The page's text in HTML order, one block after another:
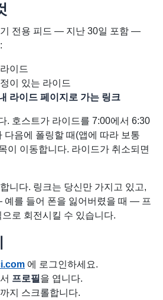
전용 피드 — 지난 30일 포함 —
이드
이 있는 라이드
라이드 페이지로 가는 링크
. 호스트가 라이드를 7:00에서 6:30
다음에 폴링할 때(앱에 따라 보통
이 이동합니다. 라이드가 취소되면
합니다. 링크는 당신만 가지고 있고,
예를 들어 폰을 잃어버렸을 때 — 프
로 회전시킬 수 있습니다.
에 로그인하세요.
프로필을 엽니다.
지 스크롤합니다.